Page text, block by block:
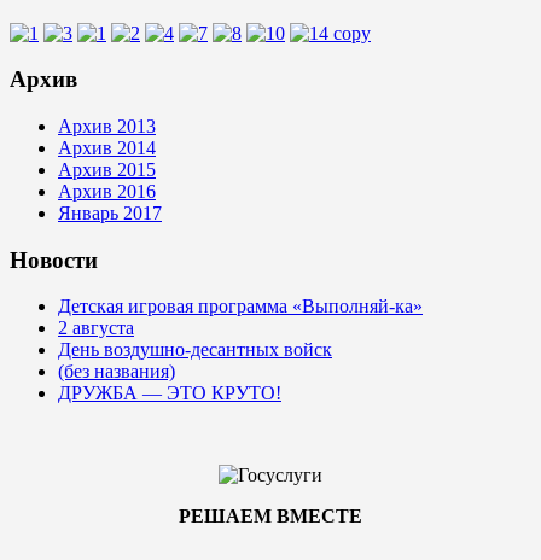
Архив
Архив 2013
Архив 2014
Архив 2015
Архив 2016
Январь 2017
Новости
Детская игровая программа «Выполняй-ка»
2 августа
День воздушно-десантных войск
(без названия)
ДРУЖБА — ЭТО КРУТО!
РЕШАЕМ ВМЕСТЕ